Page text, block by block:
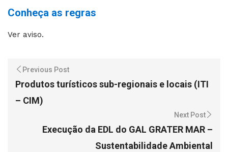
Conheça as regras
Ver aviso.
Previous Post
Produtos turísticos sub-regionais e locais (ITI
– CIM)
Next Post
Execução da EDL do GAL GRATER MAR –
Sustentabilidade Ambiental